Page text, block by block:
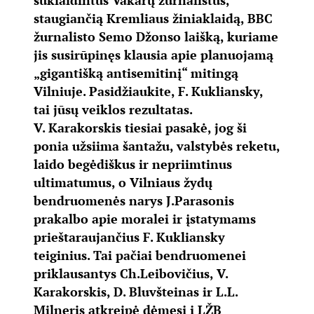
staugiančią Kremliaus žiniaklaidą, BBC
žurnalisto Semo Džonso laišką, kuriame
jis susirūpinęs klausia apie planuojamą
„gigantišką antisemitinį“ mitingą
Vilniuje. Pasidžiaukite, F. Kukliansky,
tai jūsų veiklos rezultatas.
V. Karakorskis tiesiai pasakė, jog ši
ponia užsiima šantažu, valstybės reketu,
laido begėdiškus ir nepriimtinus
ultimatumus, o Vilniaus žydų
bendruomenės narys J.Parasonis
prakalbo apie moralei ir įstatymams
prieštaraujančius F. Kukliansky
teiginius. Tai pačiai bendruomenei
priklausantys Ch.Leibovičius, V.
Karakorskis, D. Bluvšteinas ir L.L.
Milneris atkreipė dėmesį į LŽB